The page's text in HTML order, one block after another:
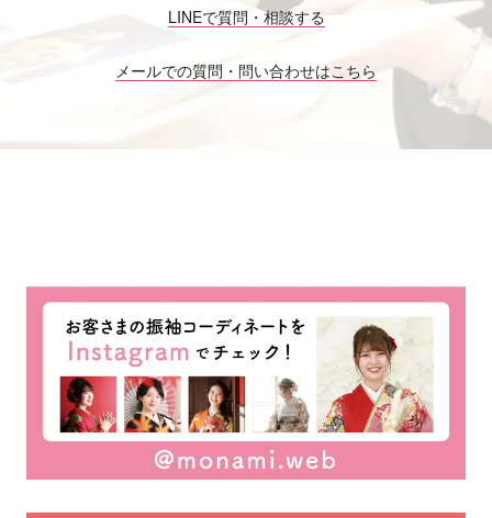
LINEで質問・相談する
メールでの質問・問い合わせはこちら